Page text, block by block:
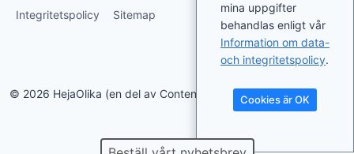
Integritetspolicy Sitemap
© 2026 HejaOlika (en del av Contentverkstan.se)
mina uppgifter
behandlas enligt vår
Information om data-
och integritetspolicy.
Cookies är OK